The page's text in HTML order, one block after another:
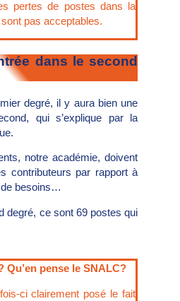
pertes de postes dans la
pas acceptables.
dans le second
degré, il y aura bien une
qui s’explique par la
notre académie, doivent
contributeurs par rapport à
de besoins…
degré, ce sont 69 postes qui
Qu’en pense le SNALC?
ci clairement posé le fait